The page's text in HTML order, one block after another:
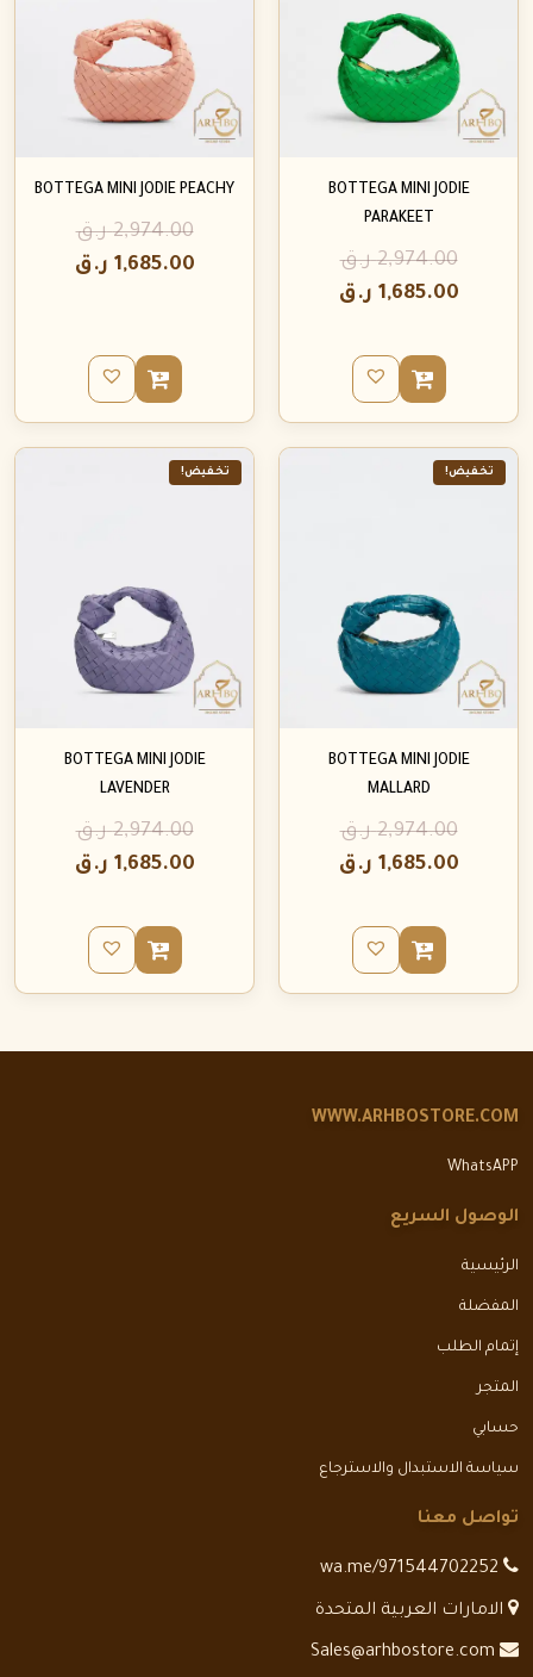
BOTTEGA MINI JODIE
PARAKEET
2,974.00 ر.ق
1,685.00 ر.ق
BOTTEGA MINI JODIE PEACHY
2,974.00 ر.ق
1,685.00 ر.ق
تخفيض!
BOTTEGA MINI JODIE
MALLARD
2,974.00 ر.ق
1,685.00 ر.ق
تخفيض!
BOTTEGA MINI JODIE
LAVENDER
2,974.00 ر.ق
1,685.00 ر.ق
WWW.ARHBOSTORE.COM
WhatsAPP
الوصول السريع
الرئيسية
المفضلة
إتمام الطلب
المتجر
حسابي
سياسة الاستبدال والاسترجاع
تواصل معنا
الامارات العربية المتحدة